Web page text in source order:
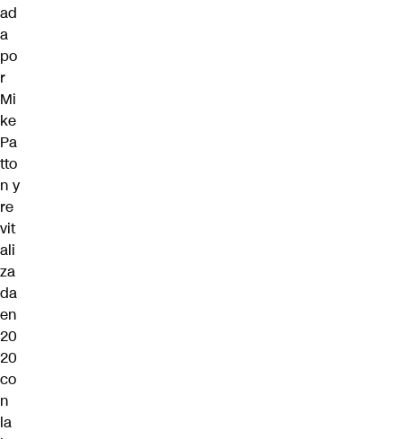
ad
a
po
r
Mi
ke
Pa
tto
n y
re
vit
ali
za
da
en
20
20
co
n
la